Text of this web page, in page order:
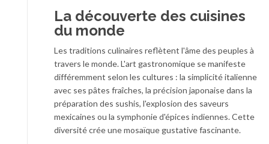
La découverte des cuisines
du monde
Les traditions culinaires reflètent l'âme des peuples à
travers le monde. L'art gastronomique se manifeste
différemment selon les cultures : la simplicité italienne
avec ses pâtes fraîches, la précision japonaise dans la
préparation des sushis, l'explosion des saveurs
mexicaines ou la symphonie d'épices indiennes. Cette
diversité crée une mosaïque gustative fascinante.